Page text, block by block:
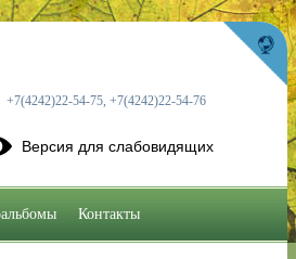
+7(4242)22-54-75, +7(4242)22-54-76
Версия для слабовидящих
Контакты